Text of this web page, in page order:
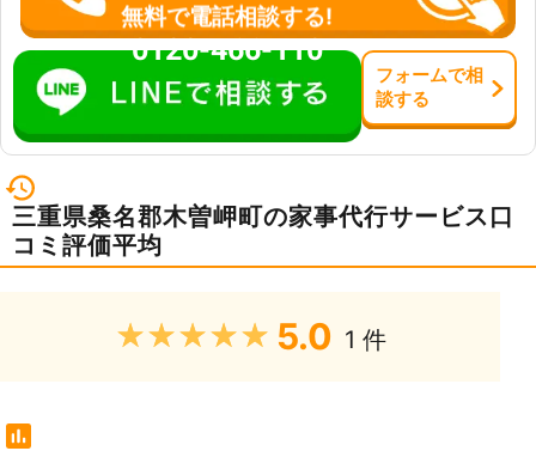
無料で電話相談する!
0120-466-110
フォームで相
談する
三重県桑名郡木曽岬町の家事代行サービス口
コミ評価平均
★★★★★ 5.0 1 件